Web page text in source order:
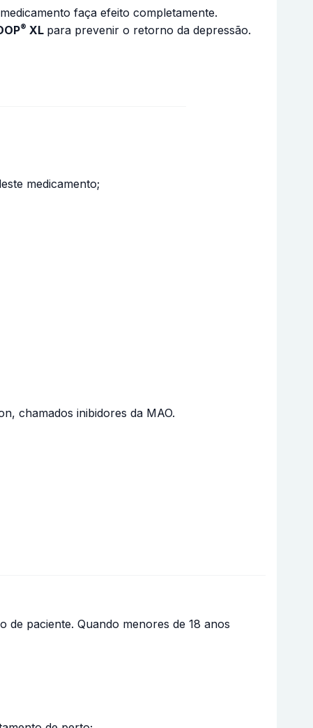
faça efeito completamente.
® XL para prevenir o retorno da depressão.
medicamento;
chamados inibidores da MAO.
de paciente. Quando menores de 18 anos